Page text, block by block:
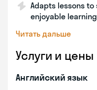
Adapts lessons
enjoyable learning
Читать дальше
Услуги и цены
Английский язык